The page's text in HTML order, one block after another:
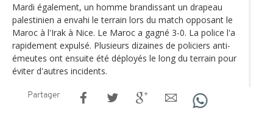
Mardi également, un homme brandissant un drapeau
palestinien a envahi le terrain lors du match opposant le
Maroc à l'Irak à Nice. Le Maroc a gagné 3-0. La police l'a
rapidement expulsé. Plusieurs dizaines de policiers anti-
émeutes ont ensuite été déployés le long du terrain pour
éviter d'autres incidents.
Partager